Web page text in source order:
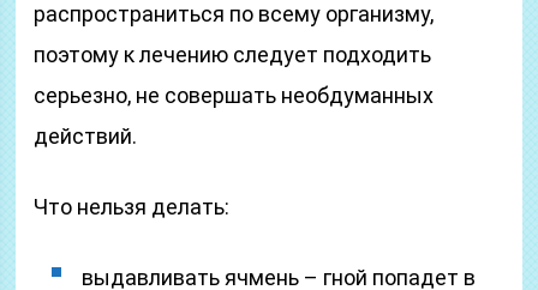
распространиться по всему организму,
поэтому к лечению следует подходить
серьезно, не совершать необдуманных
действий.
Что нельзя делать:
выдавливать ячмень – гной попадет в